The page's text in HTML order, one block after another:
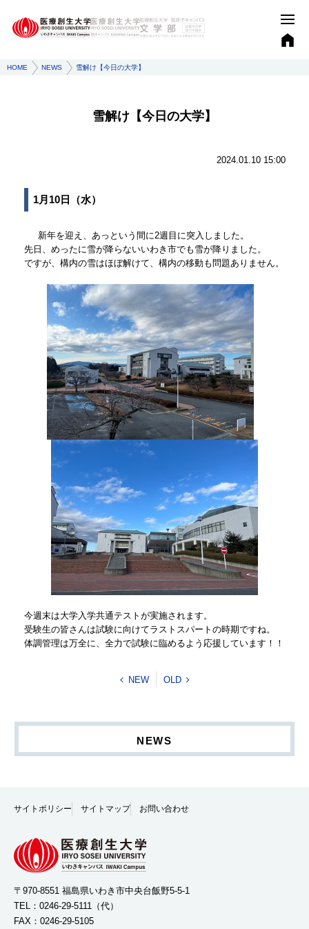
HOME NEWS 雪解け【今日の大学】
雪解け【今日の大学】
2024.01.10 15:00
1月10日（水）
新年を迎え、あっという間に2週目に突入しました。
先日、めったに雪が降らないいわき市でも雪が降りました。
ですが、構内の雪はほぼ解けて、構内の移動も問題ありません。
​​今週末は大学入学共通テストが実施されます。
受験生の皆さんは試験に向けてラストスパートの時期ですね。
体調管理は万全に、全力で試験に臨めるよう応援しています！！
NEW OLD
NEWS
サイトポリシー サイトマップ お問い合わせ
〒970-8551 福島県いわき市中央台飯野5-5-1
TEL： 0246-29-5111 （代）
FAX：0246-29-5105